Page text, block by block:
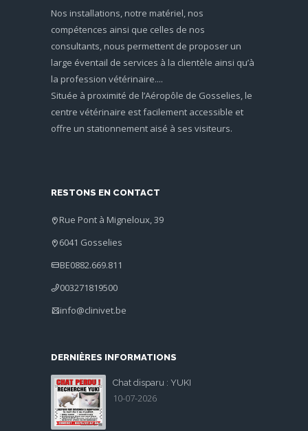
Nos installations, notre matériel, nos
compétences ainsi que celles de nos
consultants, nous permettent de proposer un
large éventail de services à la clientèle ainsi qu’à
la profession vétérinaire....
Située à proximité de l’Aéropôle de Gosselies, le
centre vétérinaire est facilement accessible et
offre un stationnement aisé à ses visiteurs.
RESTONS EN CONTACT
Rue Pont à Migneloux, 39
6041 Gosselies
BE0882.669.811
003271819500
info@clinivet.be
DERNIÈRES INFORMATIONS
Chat disparu : YUKI
10-07-2026